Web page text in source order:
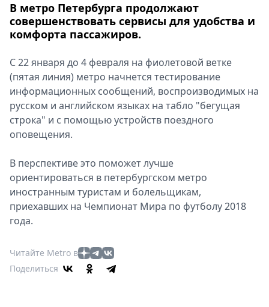
Metro
В метро Петербурга продолжают
совершенствовать сервисы для удобства и
комфорта пассажиров.
С 22 января до 4 февраля на фиолетовой ветке
(пятая линия) метро начнется тестирование
информационных сообщений, воспроизводимых на
русском и английском языках на табло "бегущая
строка" и с помощью устройств поездного
оповещения.
В перспективе это поможет лучше
ориентироваться в петербургском метро
иностранным туристам и болельщикам,
приехавших на Чемпионат Мира по футболу 2018
года.
Читайте Metro в
Поделиться